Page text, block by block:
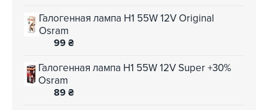
Галогенная лампа H1 55W 12V Original
Osram
99 ₴
Галогенная лампа H1 55W 12V Super +30%
Osram
89 ₴